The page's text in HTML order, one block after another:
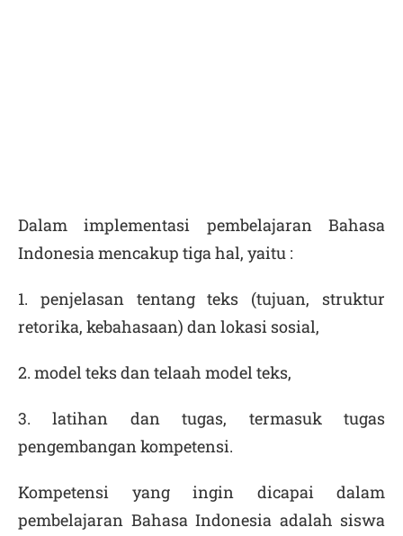
Dalam implementasi pembelajaran Bahasa
Indonesia mencakup tiga hal, yaitu :
1. penjelasan tentang teks (tujuan, struktur
retorika, kebahasaan) dan lokasi sosial,
2. model teks dan telaah model teks,
3. latihan dan tugas, termasuk tugas
pengembangan kompetensi.
Kompetensi yang ingin dicapai dalam
pembelajaran Bahasa Indonesia adalah siswa